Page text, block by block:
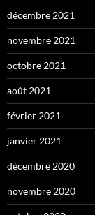
décembre 2021
novembre 2021
octobre 2021
août 2021
février 2021
janvier 2021
décembre 2020
novembre 2020